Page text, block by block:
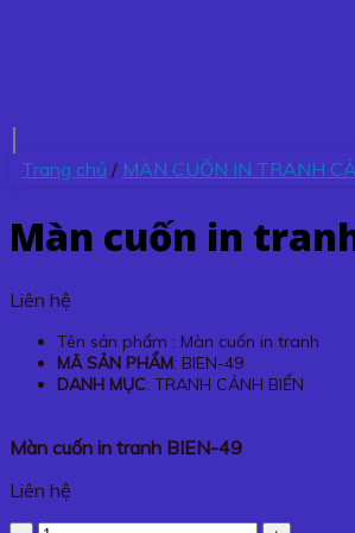
Trang chủ / MÀN CUỐN IN TRANH
Màn cuốn in
Liên hệ
Tên sản phẩm : Màn cuốn in tranh
MÃ SẢN PHẨM: BIEN-49
DANH MỤC: TRANH CẢNH BIỂN
Màn cuốn in tranh BIEN-49
Liên hệ